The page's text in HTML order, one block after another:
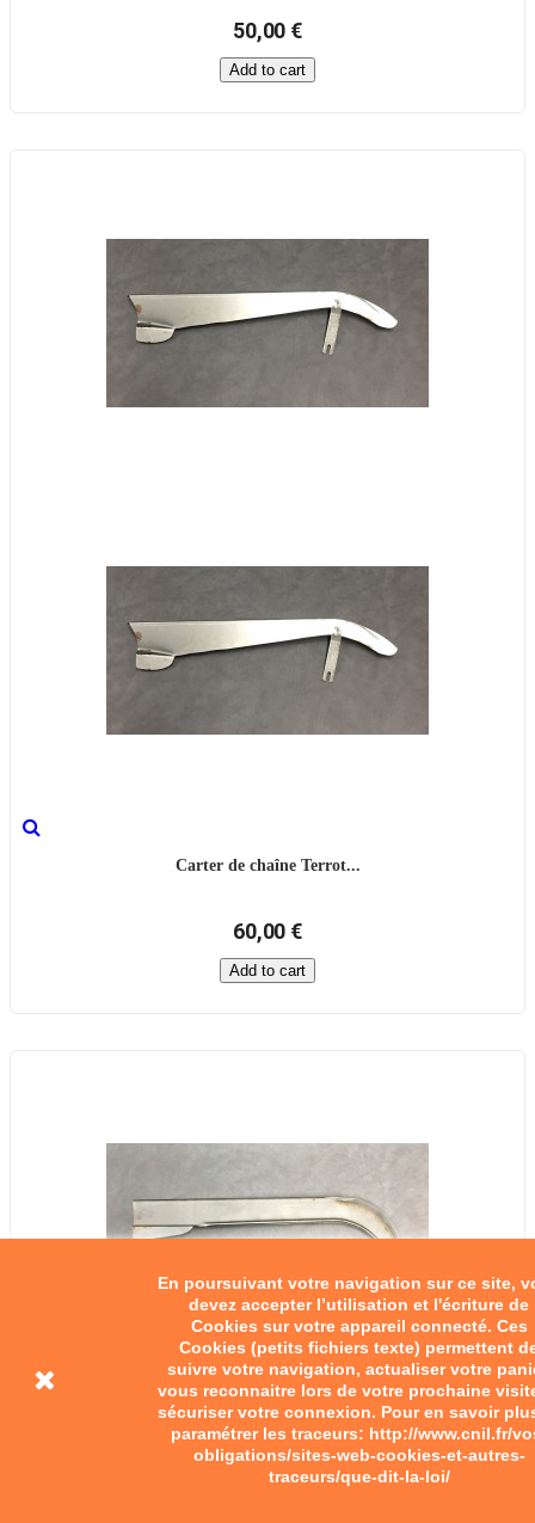
En poursuivant votre navigation sur ce site,
devez accepter l’utilisation et l'écriture de
Cookies sur votre appareil connecté. Ces
Cookies (petits fichiers texte) permettent
suivre votre navigation, actualiser votre
vous reconnaitre lors de votre prochaine
sécuriser votre connexion. Pour en savoir
paramétrer les traceurs: http://www.cnil.fr/
obligations/sites-web-cookies-et-autres-
traceurs/que-dit-la-loi/
50,00 €
Add to cart
Carter de chaîne Terrot...
60,00 €
Add to cart